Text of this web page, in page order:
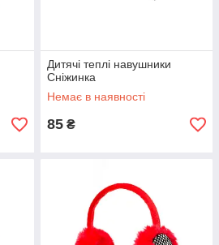
Дитячі теплі навушники
Сніжинка
Немає в наявності
85 ₴